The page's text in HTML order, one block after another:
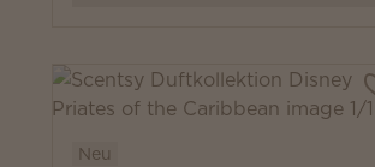
Neu